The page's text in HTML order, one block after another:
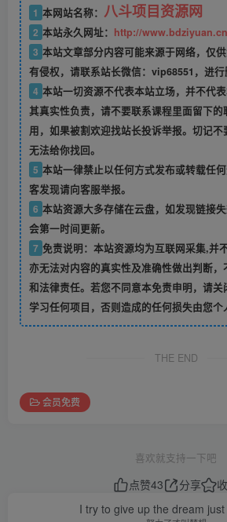
1 本网站名称： 八斗项目资源网
2 本站永久网址： http://
3 本站文章部分内容可能来源于网络，仅
有侵权，请联系站长微信：vip68551，进行
4 本站一切资源不代表本站立场，并不代
其真实性负责，请不要联系课程里面留下的
用，如果被割欢迎找站长投诉举报。切记
无法给你找回。
5 本站一律禁止以任何方式发布或转载任
客发现请向客服举报。
6 本站资源大多存储在云盘，如发现链接
会第一时间更新。
7 免责说明：本站资源均为互联网采集,并
亦无法对内容的真实性及准确性做出判断
和法律责任。若您不同意本免责申明，请
学习任何项目，否则造成的任何损失由您个
THE END
会员免费
喜欢就支持一下吧
点赞43 分享
I try to give up the dream